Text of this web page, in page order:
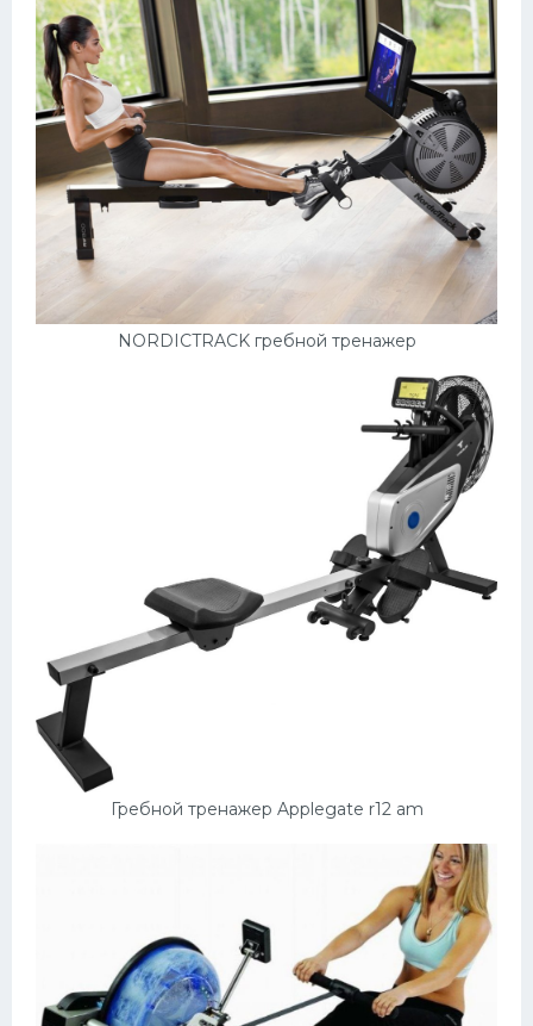
NORDICTRACK гребной тренажер
Гребной тренажер Applegate r12 am